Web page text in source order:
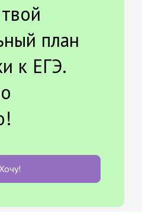
план
к ЕГЭ.
Хочу!